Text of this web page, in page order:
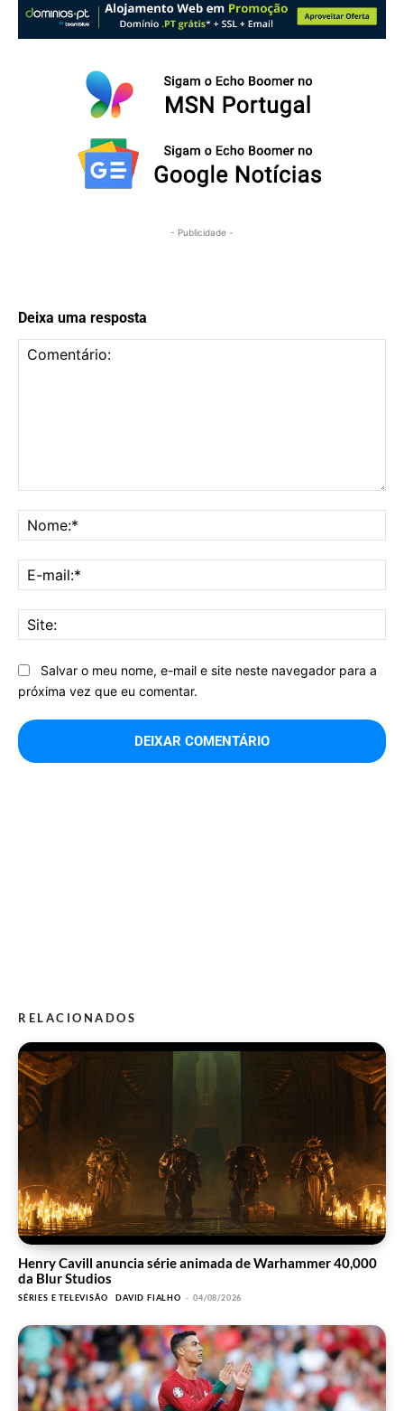
- Publicidade -
Deixa uma resposta
Salvar o meu nome, e-mail e site neste navegador para a
próxima vez que eu comentar.
RELACIONADOS
Henry Cavill anuncia série animada de Warhammer 40,000
da Blur Studios
SÉRIES E TELEVISÃO DAVID FIALHO - 04/08/2026